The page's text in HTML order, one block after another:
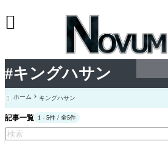
#キングハサン

 ホーム キングハサン
記事一覧 1 - 5件 / 全5件